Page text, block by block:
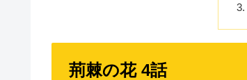
荊棘の花 4話